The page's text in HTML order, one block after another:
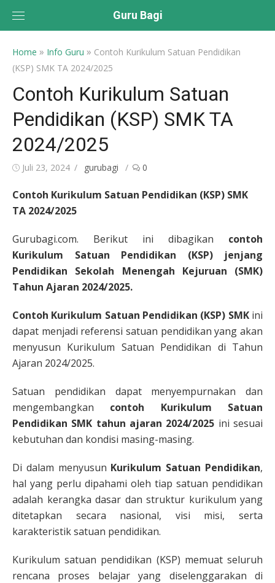
Guru Bagi
Home » Info Guru » Contoh Kurikulum Satuan Pendidikan
(KSP) SMK TA 2024/2025
Contoh Kurikulum Satuan
Pendidikan (KSP) SMK TA
2024/2025
Posted
Juli 23, 2024 Author
gurubagi 0
Contoh Kurikulum Satuan Pendidikan (KSP) SMK
TA 2024/2025
Gurubagi.com. Berikut ini dibagikan contoh
Kurikulum Satuan Pendidikan (KSP) jenjang
Pendidikan Sekolah Menengah Kejuruan (SMK)
Tahun Ajaran 2024/2025.
Contoh Kurikulum Satuan Pendidikan (KSP) SMK ini
dapat menjadi referensi satuan pendidikan yang akan
menyusun Kurikulum Satuan Pendidikan di Tahun
Ajaran 2024/2025.
Satuan pendidikan dapat menyempurnakan dan
mengembangkan contoh Kurikulum Satuan
Pendidikan SMK tahun ajaran 2024/2025 ini sesuai
kebutuhan dan kondisi masing-masing.
Di dalam menyusun Kurikulum Satuan Pendidikan,
hal yang perlu dipahami oleh tiap satuan pendidikan
adalah kerangka dasar dan struktur kurikulum yang
ditetapkan secara nasional, visi misi, serta
karakteristik satuan pendidikan.
Kurikulum satuan pendidikan (KSP) memuat seluruh
rencana proses belajar yang diselenggarakan di